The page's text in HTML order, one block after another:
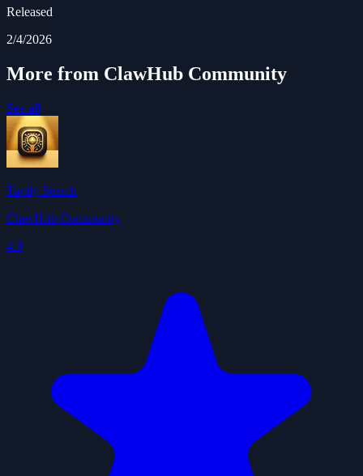
Released
2/4/2026
More from ClawHub Community
See all
Tavily Search
ClawHub Community
4.0